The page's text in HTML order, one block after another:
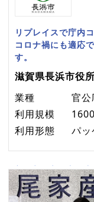
リプレイスで庁内
コロナ禍にも適応
す。
滋賀県長浜市役所
業種
官公
利用規模
利用形態
パッ